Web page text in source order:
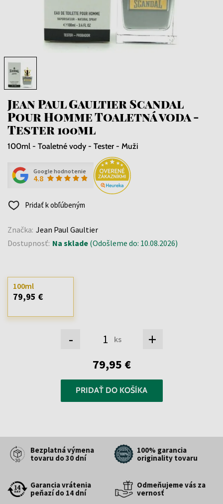
Jean Paul Gaultier Scandal
Pour Homme Toaletná voda -
Tester 100ml
100ml - Toaletné vody - Tester - Muži
Google hodnotenie
4.8
Pridať k obľúbeným
Značka: Jean Paul Gaultier
Dostupnosť: Na sklade (Odošleme do: 10.08.2026)
- ks +
100ml
79,95 €
79,95 €
PRIDAŤ DO KOŠÍKA
Bezplatná výmena
tovaru do 30 dní
100% garancia
originality tovaru
Garancia vrátenia
peňazí do 14 dní
Odmeňujeme vás za
vernosť